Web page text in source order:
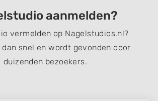
aanmelden?
vermelden op Nagelstudios.nl?
dan snel en wordt gevonden door
duizenden bezoekers.